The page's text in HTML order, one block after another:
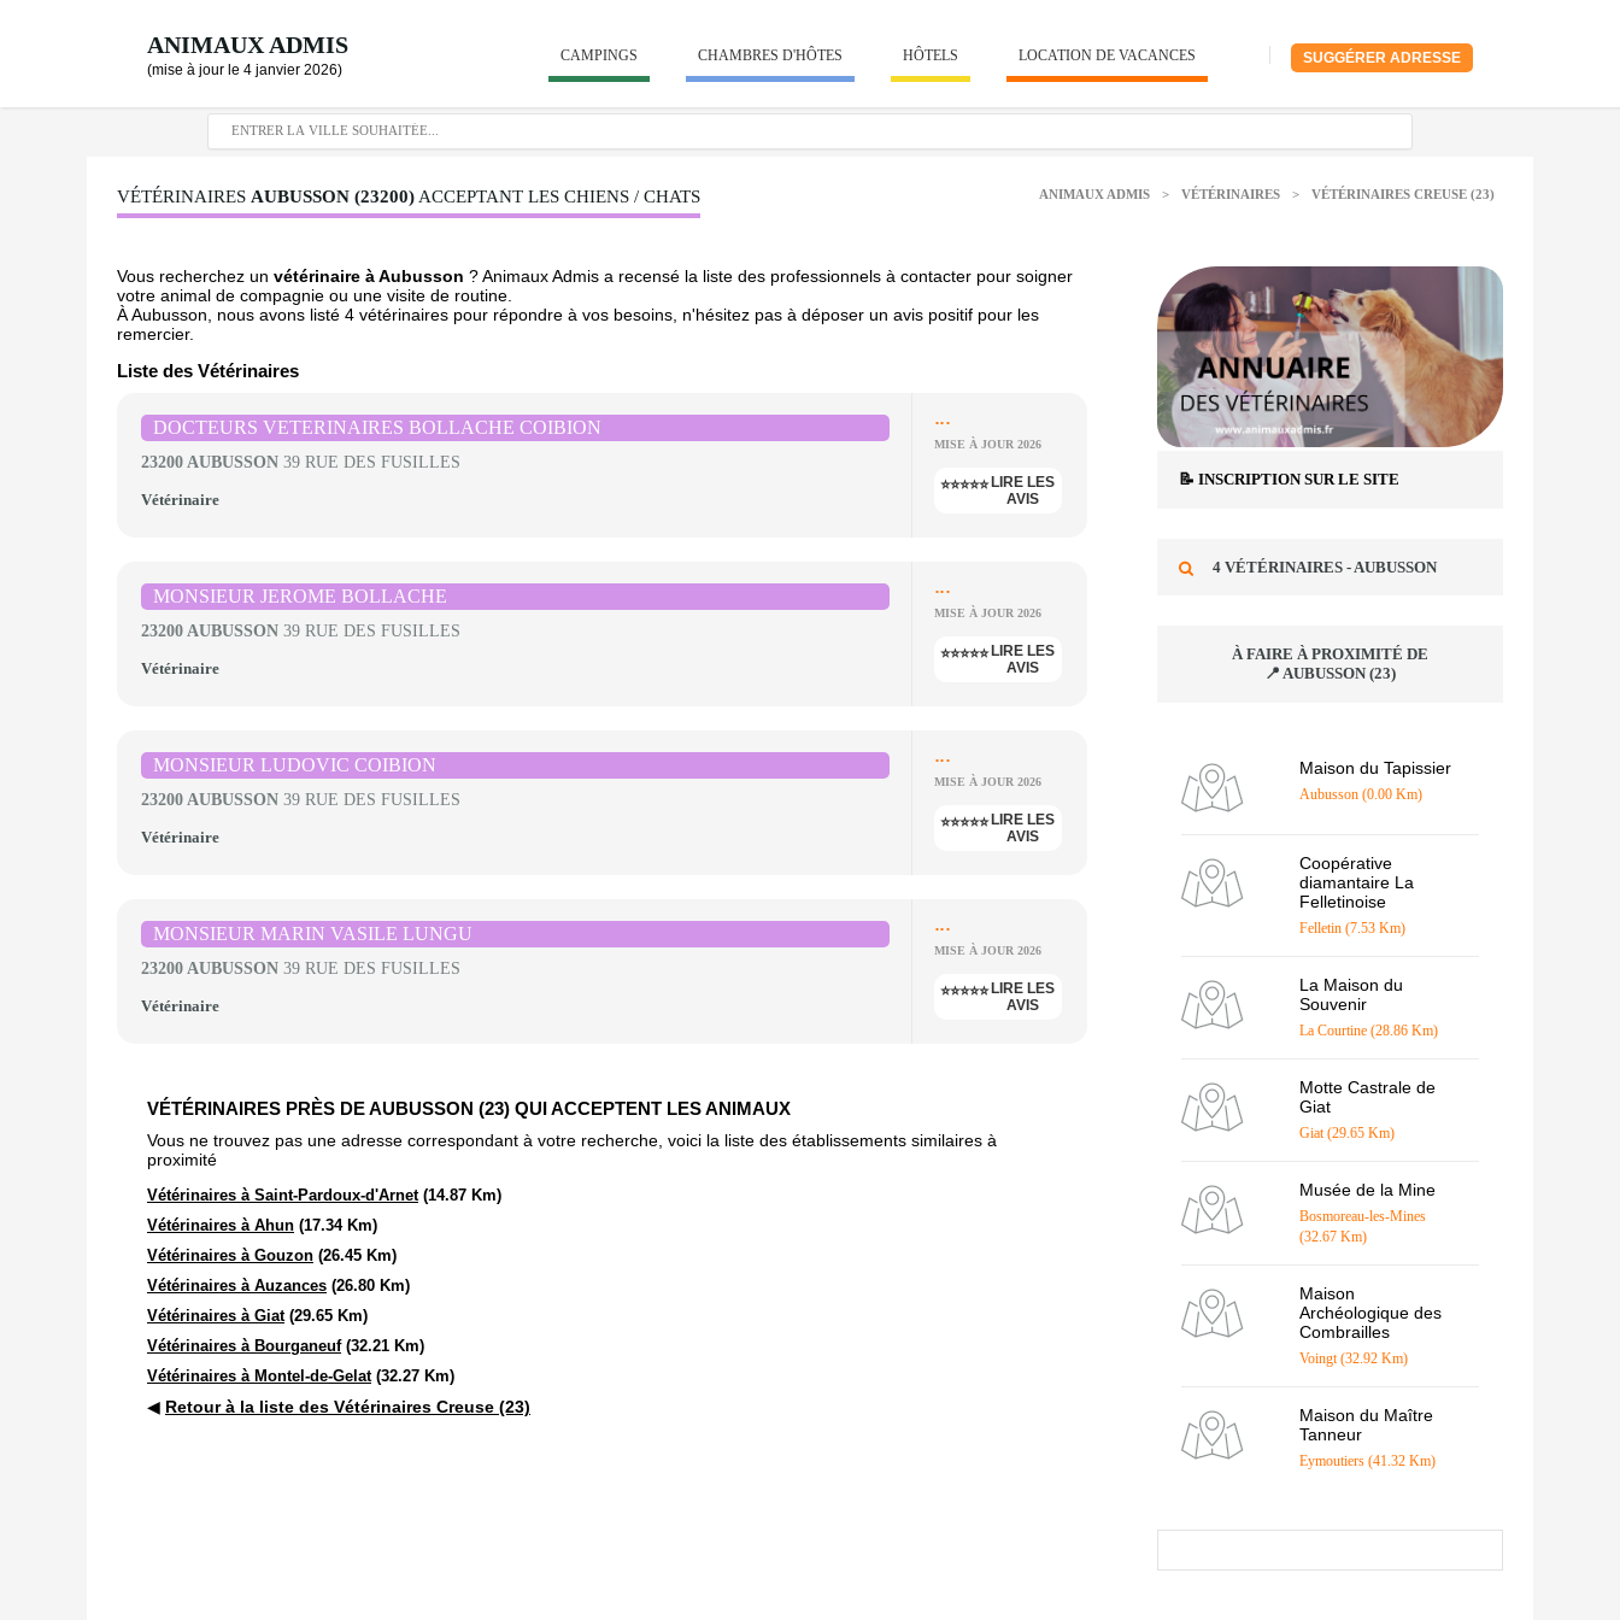
ANIMAUX ADMIS
(mise à jour le 4 janvier 2026)
SUGGÉRER ADRESSE
CAMPINGS CHAMBRES D'HÔTES HÔTELS LOCATION DE VACANCES
VÉTÉRINAIRES AUBUSSON (23200) ACCEPTANT LES CHIENS / CHATS ANIMAUX ADMIS > VÉTÉRINAIRES > VÉTÉRINAIRES CREUSE (23)
Vous recherchez un vétérinaire à Aubusson ? Animaux Admis a recensé la liste des professionnels à contacter pour soigner
votre animal de compagnie ou une visite de routine.
À Aubusson, nous avons listé 4 vétérinaires pour répondre à vos besoins, n'hésitez pas à déposer un avis positif pour les
remercier.
Liste des Vétérinaires
DOCTEURS VETERINAIRES BOLLACHE COIBION
23200 AUBUSSON 39 RUE DES FUSILLES
Vétérinaire
...
MISE À JOUR 2026
⭐⭐⭐⭐⭐ LIRE LES
AVIS
MONSIEUR JEROME BOLLACHE
23200 AUBUSSON 39 RUE DES FUSILLES
Vétérinaire
...
MISE À JOUR 2026
⭐⭐⭐⭐⭐ LIRE LES
AVIS
MONSIEUR LUDOVIC COIBION
23200 AUBUSSON 39 RUE DES FUSILLES
Vétérinaire
...
MISE À JOUR 2026
⭐⭐⭐⭐⭐ LIRE LES
AVIS
MONSIEUR MARIN VASILE LUNGU
23200 AUBUSSON 39 RUE DES FUSILLES
Vétérinaire
...
MISE À JOUR 2026
⭐⭐⭐⭐⭐ LIRE LES
AVIS
VÉTÉRINAIRES PRÈS DE AUBUSSON (23) QUI ACCEPTENT LES ANIMAUX
Vous ne trouvez pas une adresse correspondant à votre recherche, voici la liste des établissements similaires à
proximité
Vétérinaires à Saint-Pardoux-d'Arnet(14.87 Km)
Vétérinaires à Ahun (17.34 Km)
Vétérinaires à Gouzon (26.45 Km)
Vétérinaires à Auzances (26.80 Km)
Vétérinaires à Giat(29.65 Km)
Vétérinaires à Bourganeuf(32.21 Km)
Vétérinaires à Montel-de-Gelat(32.27 Km)
◀ Retour à la liste des Vétérinaires Creuse (23)
📝 INSCRIPTION SUR LE SITE
4 VÉTÉRINAIRES - AUBUSSON
À FAIRE À PROXIMITÉ DE
📍 AUBUSSON (23)
Maison du Tapissier
Aubusson (0.00 Km)
Coopérative
diamantaire La
Felletinoise
Felletin (7.53 Km)
La Maison du
Souvenir
La Courtine (28.86 Km)
Motte Castrale de
Giat
Giat (29.65 Km)
Musée de la Mine
Bosmoreau-les-Mines
(32.67 Km)
Maison
Archéologique des
Combrailles
Voingt (32.92 Km)
Maison du Maître
Tanneur
Eymoutiers (41.32 Km)